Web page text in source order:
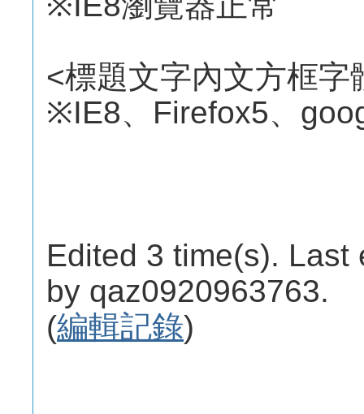
<標題文字內文方框
※IE8、Firefox5、
Edited 3 time(s). Last
by qaz0920963763.
(編輯記錄)